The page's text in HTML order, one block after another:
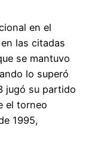
en el
las citadas
se mantuvo
lo superó
jugó su partido
el torneo
1995,